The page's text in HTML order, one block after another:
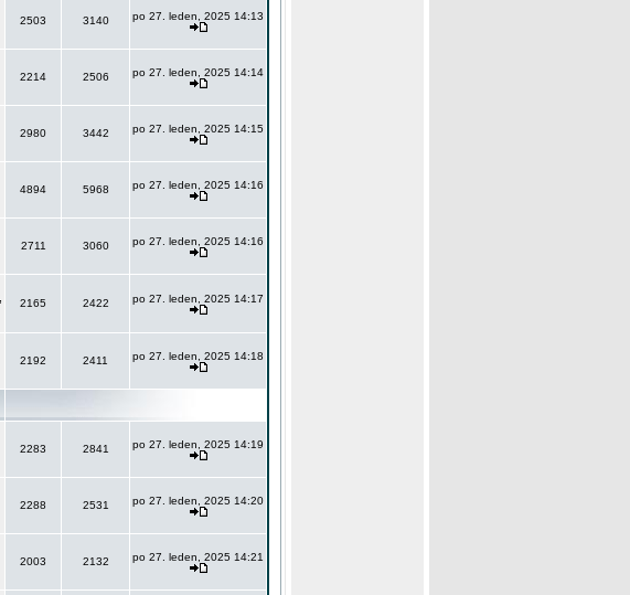
2503 3140 po 27. leden, 2025 14:13
2214 2506 po 27. leden, 2025 14:14
2980 3442 po 27. leden, 2025 14:15
4894 5968 po 27. leden, 2025 14:16
2711 3060 po 27. leden, 2025 14:16
2165 2422 po 27. leden, 2025 14:17
2192 2411 po 27. leden, 2025 14:18
2283 2841 po 27. leden, 2025 14:19
2288 2531 po 27. leden, 2025 14:20
2003 2132 po 27. leden, 2025 14:21